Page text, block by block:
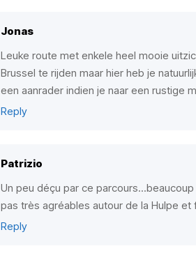
Jonas
Leuke route met enkele heel mooie
Brussel te rijden maar hier heb je
een aanrader indien je naar een rustige
Reply
Patrizio
Un peu déçu par ce
pas très agréables autour de la Hulpe et
Reply